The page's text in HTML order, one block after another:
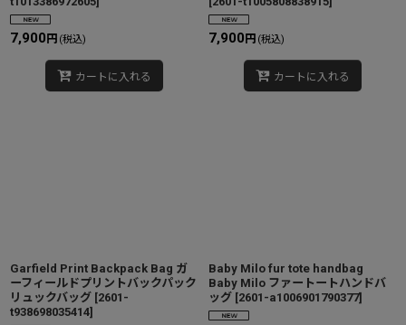
7,900 円 (税込)
カートに入れる
7,900 円 (税込)
カートに入れる
Garfield Print Backpack Bag ガ
ーフィールドプリントバックパック
リュックバッグ [2601-
t938698035414]
Baby Milo fur tote handbag
Baby Milo ファートートハンドバ
ッグ [2601-a1006901790377]